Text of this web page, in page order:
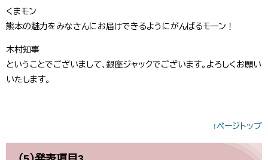
くまモン
熊本の魅力をみなさんにお届けできるようにがんばるモーン！
木村知事
ということでございまして、銀座ジャックでございます。よろしくお願い
いたします。
↑ページトップ